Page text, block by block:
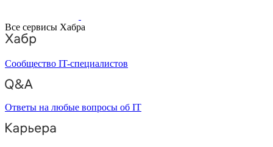
Все сервисы Хабра
Сообщество IT-специалистов
Ответы на любые вопросы об IT